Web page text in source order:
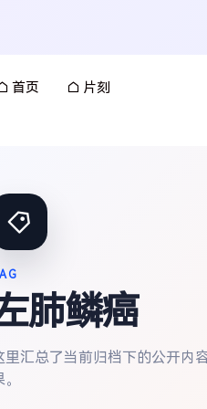
首页 片刻
肺鳞癌
里汇总了当前归档下的公开内